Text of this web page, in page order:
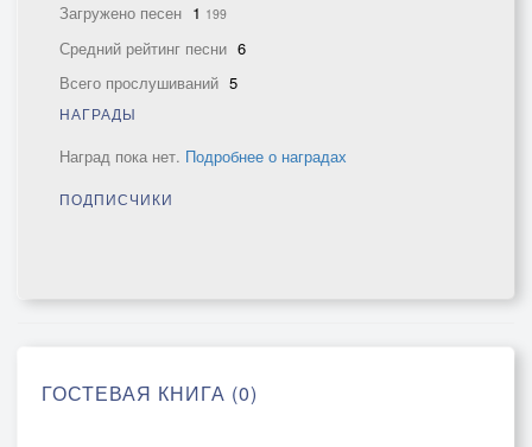
Загружено песен 1 199
Средний рейтинг песни 6
Всего прослушиваний 5
НАГРАДЫ
Наград пока нет. Подробнее о наградах
ПОДПИСЧИКИ
ГОСТЕВАЯ КНИГА (0)